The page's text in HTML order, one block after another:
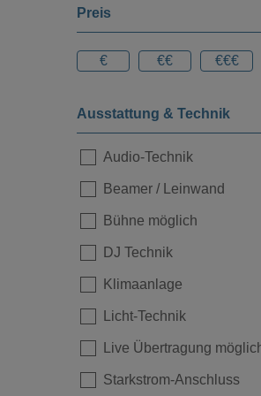
Preis
€ €€ €€€
Ausstattung & Technik
Audio-Technik
Beamer / Leinwand
Bühne möglich
DJ Technik
Klimaanlage
Licht-Technik
Live Übertragung
Starkstrom-Anschluss